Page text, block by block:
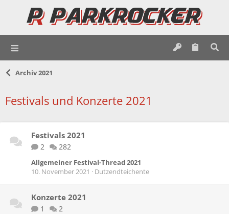
Archiv 2021
Festivals und Konzerte 2021
Festivals 2021
2 282
Allgemeiner Festival-Thread 2021
10. November 2021
Dutzendteichente
Konzerte 2021
1 2